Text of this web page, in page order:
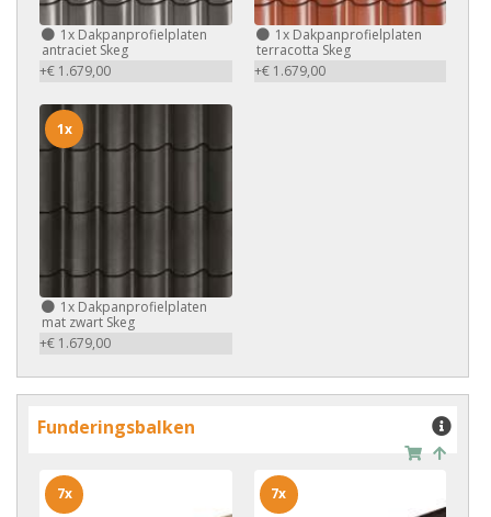
1x Dakpanprofielplaten
antraciet Skeg
+€ 1.679,00
1xDakpanprofielplaten
terracotta Skeg
+€ 1.679,00
1x Dakpanprofielplaten
mat zwart Skeg
+€ 1.679,00
1x
Funderingsbalken
7x 7x